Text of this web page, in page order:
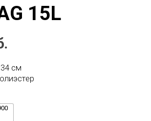
15L
см